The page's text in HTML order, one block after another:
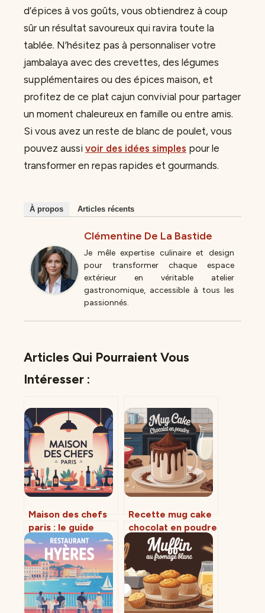
d’épices à vos goûts, vous obtiendrez à coup
sûr un résultat savoureux qui ravira toute la
tablée. N’hésitez pas à personnaliser votre
jambalaya avec des crevettes, des légumes
supplémentaires ou des épices maison, et
profitez de ce plat cajun convivial pour partager
un moment chaleureux en famille ou entre amis.
Si vous avez un reste de blanc de poulet, vous
pouvez aussi voir des idées simples pour le
transformer en repas rapides et gourmands.
À propos Articles récents
Clémentine De La Bastide
Je mêle expertise culinaire et design
pour transformer chaque espace
extérieur en véritable atelier
gastronomique, accessible à tous les
passionnés.
Articles Qui Pourraient Vous
Intéresser :
Maison des chefs
paris : le guide
complet pour
réserver ce
restaurant
d’exception
Recette mug cake
chocolat en poudre
: la méthode
inratable en 5
minutes